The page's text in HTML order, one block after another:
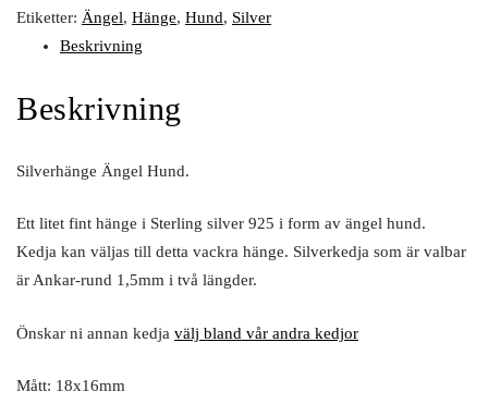
Etiketter: Ängel, Hänge, Hund, Silver
Beskrivning
Beskrivning
Silverhänge Ängel Hund.
Ett litet fint hänge i Sterling silver 925 i form av ängel hund.
Kedja kan väljas till detta vackra hänge. Silverkedja som är valbar
är Ankar-rund 1,5mm i två längder.
Önskar ni annan kedja välj bland vår andra kedjor
Mått: 18x16mm